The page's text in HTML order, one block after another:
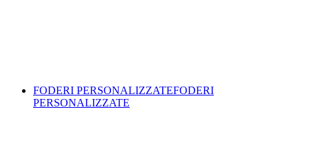
FODERI PERSONALIZZATEFODERI
PERSONALIZZATE